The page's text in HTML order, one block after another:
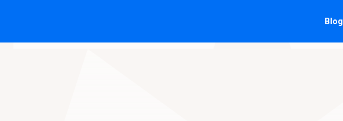
Blog